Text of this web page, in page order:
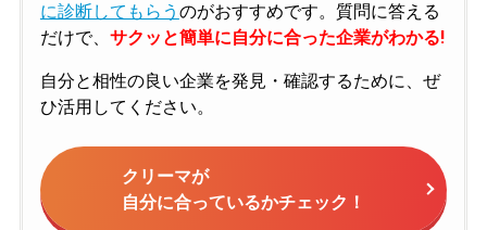
に診断してもらう のがおすすめです。質問に答える
だけで、 サクッと簡単に自分に合った企業がわかる!
自分と相性の良い企業を発見・確認するために、ぜ
ひ活用してください。
クリーマが
自分に合っているかチェック！